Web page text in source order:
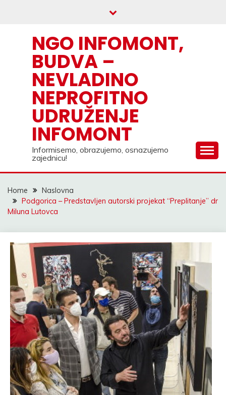
NGO INFOMONT,
BUDVA –
NEVLADINO
NEPROFITNO
UDRUŽENJE
INFOMONT
Informisemo, obrazujemo, osnazujemo
zajednicu!
Home
Naslovna
Podgorica – Predstavljen autorski projekat “Preplitanje” dr
Miluna Lutovca